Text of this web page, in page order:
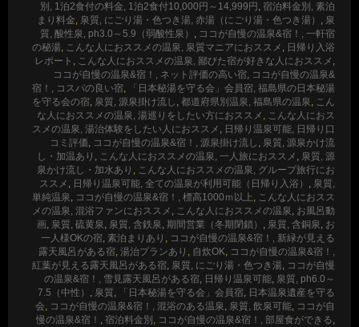
別, 1泊2食付の料金, 1泊2食付10,000円～14,999円 , 宿泊料金別, 素泊
まり料金, 泉質, にごり湯・色つき湯, 赤湯（にごり湯・色つき湯） , 泉
質, 酸性泉, ph3.0～5.9（弱酸性泉） , ココが自慢の温泉&宿！, 一軒宿
の秘湯, こんな人におススメの温泉, 泉質マニアにおススメ , 日帰り入浴
レポート , こんな人におススメの温泉, 鄙びた宿が好きな人におススメ ,
ココが自慢の温泉&宿！, ネット評価の高い宿, ココが自慢の温泉&
宿！, コスパの良い宿,
「日本秘湯を守る会」会員宿, 福島県の日本秘湯
を守る会の宿, 泉質, 源泉掛け流し , 都道府県別温泉, 福島県の温泉, こん
な人におススメの温泉, 湯巡りをしたい方におススメ , こんな人におス
スメの温泉, 湯治体験をしたい人におススメ , 日帰り温泉可能, 日帰り口
コミ評価, ココが自慢の温泉&宿！, 源泉掛け流し , 泉質, 源泉かけ流
し・加温あり , こんな人におススメの温泉, 一人旅におススメ , 泉質, 源
泉かけ流し・加水あり , こんな人におススメの温泉, グループ旅行にお
ススメ , 日帰り温泉可能, 全ての温泉が利用可能（日帰り入浴） , 泉質,
単純温泉, ココが自慢の温泉&宿！, 標高1000ｍ以上, こんな人におスス
メの温泉, 混浴ファンにおススメ , こんな人におススメの温泉, お風呂動
画, 泉質, 硫黄泉, 泉質, 含鉄泉, 期間営業（冬期閉鎖） , 泉質, 含銅泉, お
一人様OKの宿, 素泊まりあり , ココが自慢の温泉&宿！, 新緑が見える
露天風呂がある宿, 湯治プランあり , 自炊OK, ココが自慢の温泉&宿！,
紅葉が見える露天風呂がある宿, 泉質, にごり湯・色つき湯, ココが自慢
の温泉&宿！, 雪見露天風呂がある宿, 日帰り温泉可能, 泉質, ph6.0～
7.5（中性） , 泉質, 「日本秘湯を守る会」会員宿, 日本温泉遺産を守る
会, ココが自慢の温泉&宿！, 混浴のある温泉, 泉質, 飲泉可能, ココが自
慢の温泉&宿！ , 宿泊料金別 , ココが自慢の温泉&宿！, 部屋食ができる,